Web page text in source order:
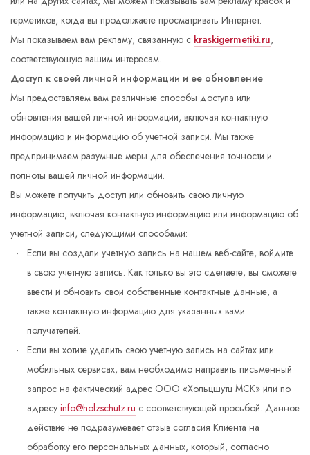
герметиков, когда вы продолжаете просматривать Интернет.
Мы показываем вам рекламу, связанную с kraskigermetiki.ru,
соответствующую вашим интересам.
Доступ к своей личной информации и ее обновление
Мы предоставляем вам различные способы доступа или
обновления вашей личной информации, включая контактную
информацию и информацию об учетной записи. Мы также
предпринимаем разумные меры для обеспечения точности и
полноты вашей личной информации.
Вы можете получить доступ или обновить свою личную
информацию, включая контактную информацию или информацию об
учетной записи, следующими способами:
Если вы создали учетную запись на нашем веб-сайте, войдите
в свою учетную запись. Как только вы это сделаете, вы сможете
ввести и обновить свои собственные контактные данные, а
также контактную информацию для указанных вами
получателей.
Если вы хотите удалить свою учетную запись на сайтах или
мобильных сервисах, вам необходимо направить письменный
запрос на фактический адрес ООО «Хольцшутц МСК» или по
адресу info@holzschutz.ru с соответствующей просьбой. Данное
действие не подразумевает отзыв согласия Клиента на
обработку его персональных данных, который, согласно